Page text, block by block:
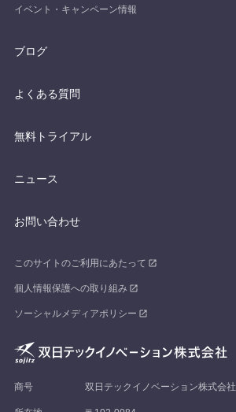
イベント・キャンペーン情報
ブログ
よくある質問
無料トライアル
ニュース
お問い合わせ
このサイトのご利用にあたって
個人情報保護への取り組み
ソーシャルメディアポリシー
商号 双日テックイノベーション株式会社